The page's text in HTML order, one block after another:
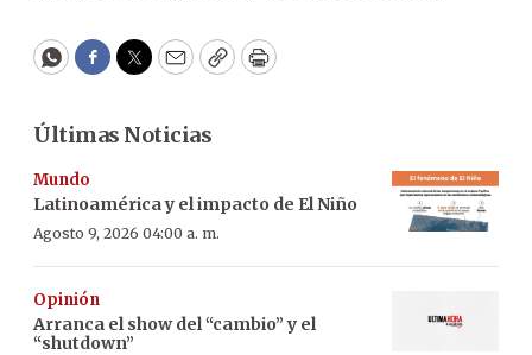
WhatsApp
Facebook
Twitter
EmailCopyPrint
Últimas Noticias
Mundo
Latinoamérica y el impacto de El Niño
Agosto 9, 2026 04:00 a. m.
Opinión
Arranca el show del “cambio” y el
“shutdown”